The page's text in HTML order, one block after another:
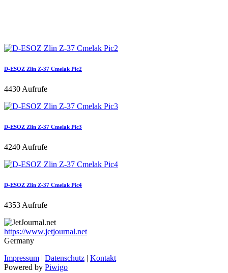
D-ESOZ Zlin Z-37 Cmelak Pic2
4430 Aufrufe
D-ESOZ Zlin Z-37 Cmelak Pic3
4240 Aufrufe
D-ESOZ Zlin Z-37 Cmelak Pic4
4353 Aufrufe
https://www.jetjournal.net
Germany
Impressum | Datenschutz | Kontakt
Powered by Piwigo